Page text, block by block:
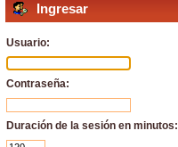
Ingresar
Usuario:
Contraseña:
Duración de la sesión en minutos: